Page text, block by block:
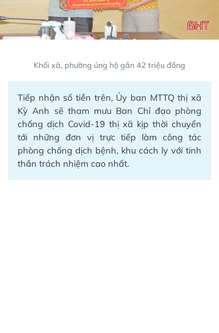
Khối xã, phường ủng hộ gần 42 triệu đồng
Tiếp nhận số tiền trên, Ủy ban MTTQ thị xã
Kỳ Anh sẽ tham mưu Ban Chỉ đạo phòng
chống dịch Covid-19 thị xã kịp thời chuyển
tới những đơn vị trực tiếp làm công tác
phòng chống dịch bệnh, khu cách ly với tinh
thần trách nhiệm cao nhất.